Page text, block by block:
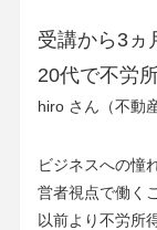
受講から3ヵ
20代で不労
​hiro さん（不動
ビジネスへの憧
営者視点で働く
以前より不労所